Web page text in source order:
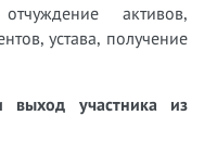
активов,
устава, получение
выход участника из